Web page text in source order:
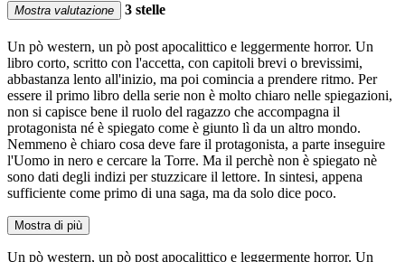
Mostra valutazione 3 stelle
Un pò western, un pò post apocalittico e leggermente horror. Un
libro corto, scritto con l'accetta, con capitoli brevi o brevissimi,
abbastanza lento all'inizio, ma poi comincia a prendere ritmo. Per
essere il primo libro della serie non è molto chiaro nelle spiegazioni,
non si capisce bene il ruolo del ragazzo che accompagna il
protagonista né è spiegato come è giunto lì da un altro mondo.
Nemmeno è chiaro cosa deve fare il protagonista, a parte inseguire
l'Uomo in nero e cercare la Torre. Ma il perchè non è spiegato nè
sono dati degli indizi per stuzzicare il lettore. In sintesi, appena
sufficiente come primo di una saga, ma da solo dice poco.
Mostra di più
Un pò western, un pò post apocalittico e leggermente horror. Un